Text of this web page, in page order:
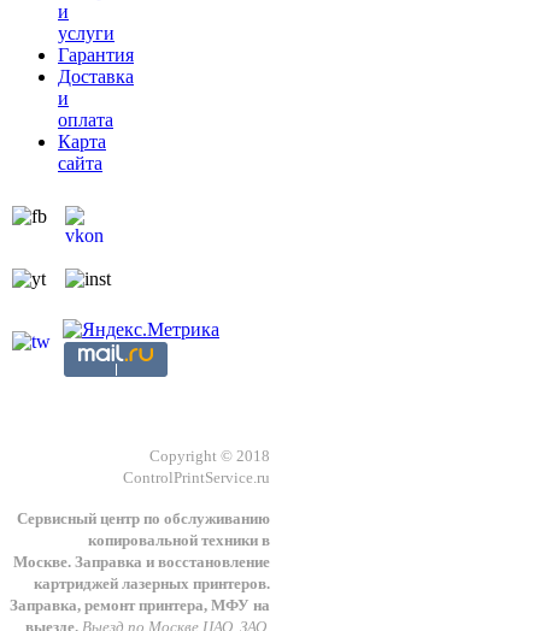
и
услуги
Гарантия
Доставка
и
оплата
Карта
сайта
Copyright © 2018
ControlPrintService.ru
Сервисный центр по обслуживанию
копировальной техники в
Москве. Заправка и восстановление
картриджей лазерных принтеров.
Заправка, ремонт принтера, МФУ на
выезде. Выезд по Москве ЦАО, ЗАО,